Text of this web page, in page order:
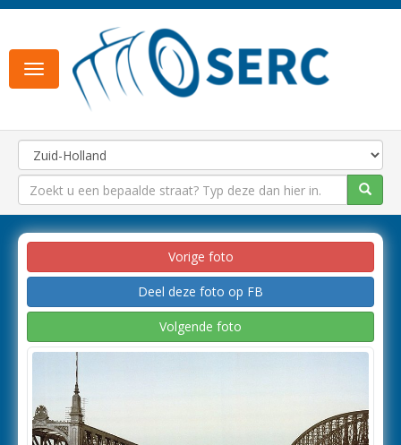
Toggle
navigation
Vorige foto
Deel deze foto op FB
Volgende foto